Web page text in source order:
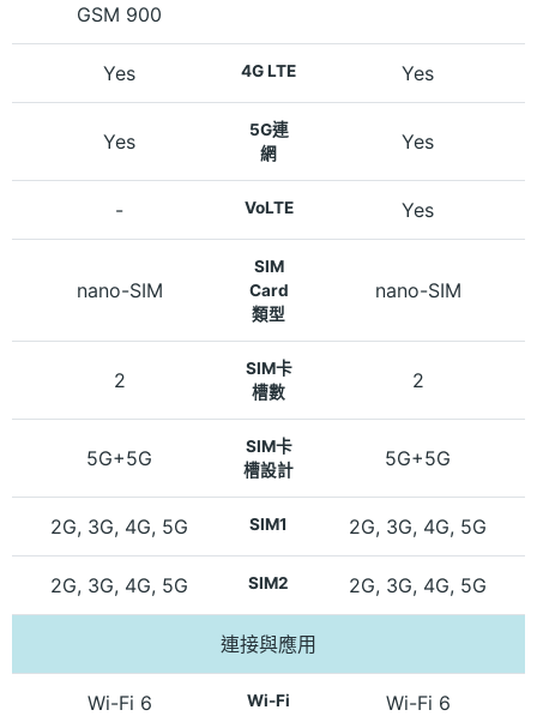
GSM 900
Yes 4G LTE Yes
Yes
5G連
網
Yes
- VoLTE Yes
nano-SIM
SIM
Card
類型
nano-SIM
2
SIM卡
槽數
2
5G+5G
SIM卡
槽設計
5G+5G
2G, 3G, 4G, 5G SIM1 2G, 3G, 4G, 5G
2G, 3G, 4G, 5G SIM2 2G, 3G, 4G, 5G
連接與應用
Wi-Fi 6 Wi-Fi Wi-Fi 6